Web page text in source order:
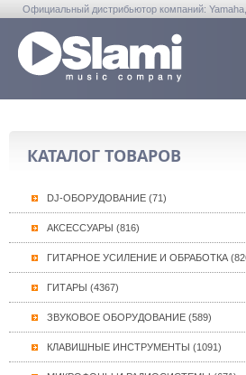
Официальный дистрибьютор компаний:
КАТАЛОГ ТОВАРОВ
DJ-ОБОРУДОВАНИЕ (71)
АКСЕССУАРЫ (816)
ГИТАРНОЕ УСИЛЕНИЕ И ОБРАБОТКА
ГИТАРЫ (4367)
ЗВУКОВОЕ ОБОРУДОВАНИЕ (589)
КЛАВИШНЫЕ ИНСТРУМЕНТЫ (1091)